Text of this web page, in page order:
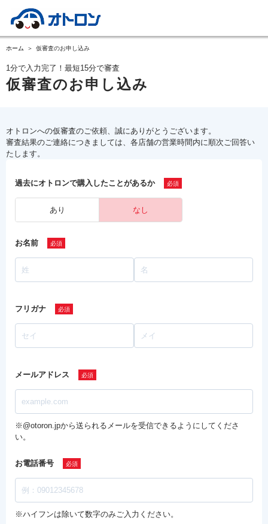
ホーム 仮審査のお申し込み
1分で入力完了！最短15分で審査
仮審査のお申し込み
オトロンへの仮審査のご依頼、誠にありがとうございます。
審査結果のご連絡につきましては、各店舗の営業時間内に順次ご回答い
たします。
過去にオトロンで購入したことがあるか
あり なし
お名前
フリガナ
メールアドレス
※@otoron.jpから送られるメールを受信できるようにしてくださ
い。
お電話番号
※ハイフンは除いて数字のみご入力ください。